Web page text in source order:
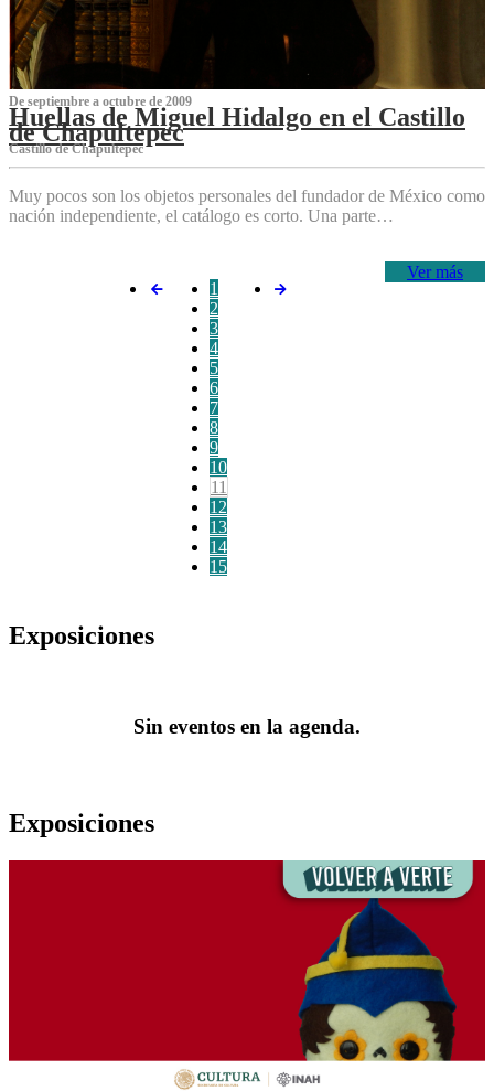
De septiembre a octubre de 2009
Huellas de Miguel Hidalgo en el Castillo
de Chapultepec
Castillo de Chapultepec
Muy pocos son los objetos personales del fundador de México como
nación independiente, el catálogo es corto. Una parte…
Ver más
1
2
3
4
5
6
7
8
9
10
11
12
13
14
15
Exposiciones
Sin eventos en la agenda.
Exposiciones